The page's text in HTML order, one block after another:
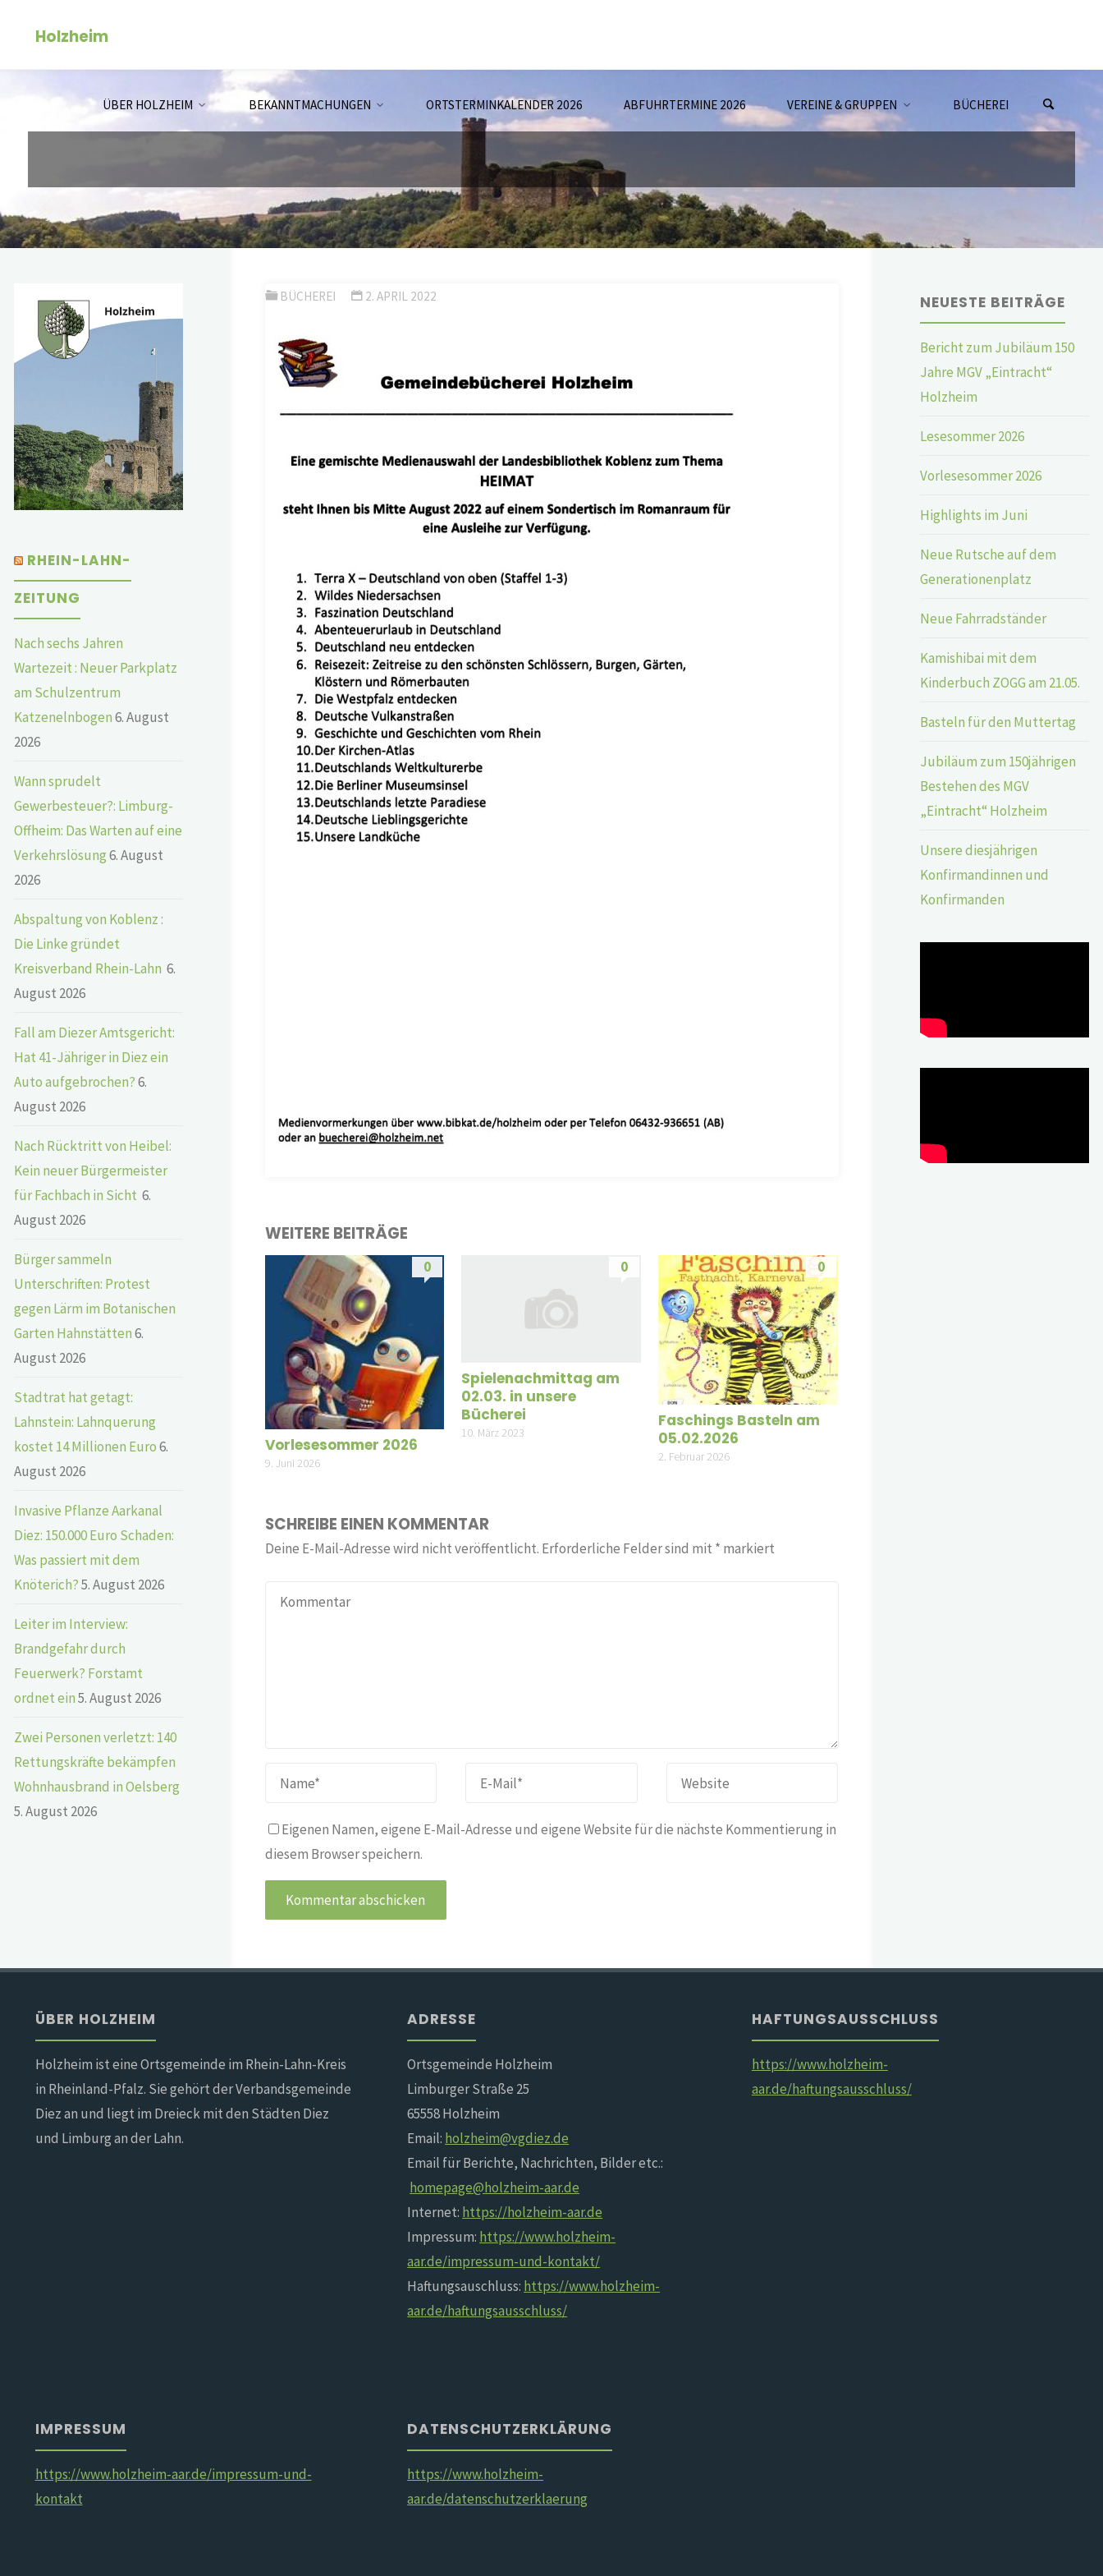
Holzheim
ÜBER HOLZHEIM BEKANNTMACHUNGEN ORTSTERMINKALENDER 2026 ABFUHRTERMINE 2026 VEREINE & GRUPPEN BÜCHEREI
BÜCHEREI 2. APRIL 2022
WEITERE BEITRÄGE
0
Vorlesesommer 2026
9. Juni 2026
0
Spielenachmittag am
02.03. in unsere
Bücherei
10. März 2023
0
Faschings Basteln am
05.02.2026
2. Februar 2026
SCHREIBE EINEN KOMMENTAR
Deine E-Mail-Adresse wird nicht veröffentlicht. Erforderliche Felder sind mit * markiert
Eigenen Namen, eigene E-Mail-Adresse und eigene Website für die nächste Kommentierung in
diesem Browser speichern.
RHEIN-LAHN-
ZEITUNG
Nach sechs Jahren
Wartezeit : Neuer Parkplatz
am Schulzentrum
Katzenelnbogen6. August
2026
Wann sprudelt
Gewerbesteuer?: Limburg-
Offheim: Das Warten auf eine
Verkehrslösung6. August
2026
Abspaltung von Koblenz :
Die Linke gründet
Kreisverband Rhein-Lahn 6.
August 2026
Fall am Diezer Amtsgericht:
Hat 41-Jähriger in Diez ein
Auto aufgebrochen?6.
August 2026
Nach Rücktritt von Heibel:
Kein neuer Bürgermeister
für Fachbach in Sicht 6.
August 2026
Bürger sammeln
Unterschriften: Protest
gegen Lärm im Botanischen
Garten Hahnstätten6.
August 2026
Stadtrat hat getagt:
Lahnstein: Lahnquerung
kostet 14 Millionen Euro6.
August 2026
Invasive Pflanze Aarkanal
Diez: 150.000 Euro Schaden:
Was passiert mit dem
Knöterich?5. August 2026
Leiter im Interview:
Brandgefahr durch
Feuerwerk? Forstamt
ordnet ein5. August 2026
Zwei Personen verletzt: 140
Rettungskräfte bekämpfen
Wohnhausbrand in Oelsberg
5. August 2026
NEUESTE BEITRÄGE
Bericht zum Jubiläum 150
Jahre MGV „Eintracht“
Holzheim
Lesesommer 2026
Vorlesesommer 2026
Highlights im Juni
Neue Rutsche auf dem
Generationenplatz
Neue Fahrradständer
Kamishibai mit dem
Kinderbuch ZOGG am 21.05.
Basteln für den Muttertag
Jubiläum zum 150jährigen
Bestehen des MGV
„Eintracht“ Holzheim
Unsere diesjährigen
Konfirmandinnen und
Konfirmanden
ÜBER HOLZHEIM
Holzheim ist eine Ortsgemeinde im Rhein-Lahn-Kreis
in Rheinland-Pfalz. Sie gehört der Verbandsgemeinde
Diez an und liegt im Dreieck mit den Städten Diez
und Limburg an der Lahn.
ADRESSE
Ortsgemeinde Holzheim
Limburger Straße 25
65558 Holzheim
Email: holzheim@vgdiez.de
Email für Berichte, Nachrichten, Bilder etc.:
homepage@holzheim-aar.de
Internet: https://holzheim-aar.de
Impressum: https://www.holzheim-
aar.de/impressum-und-kontakt/
Haftungsauschluss: https://www.holzheim-
aar.de/haftungsausschluss/
HAFTUNGSAUSSCHLUSS
https://www.holzheim-
aar.de/haftungsausschluss/
IMPRESSUM
https://www.holzheim-aar.de/impressum-und-
kontakt
DATENSCHUTZERKLÄRUNG
https://www.holzheim-
aar.de/datenschutzerklaerung